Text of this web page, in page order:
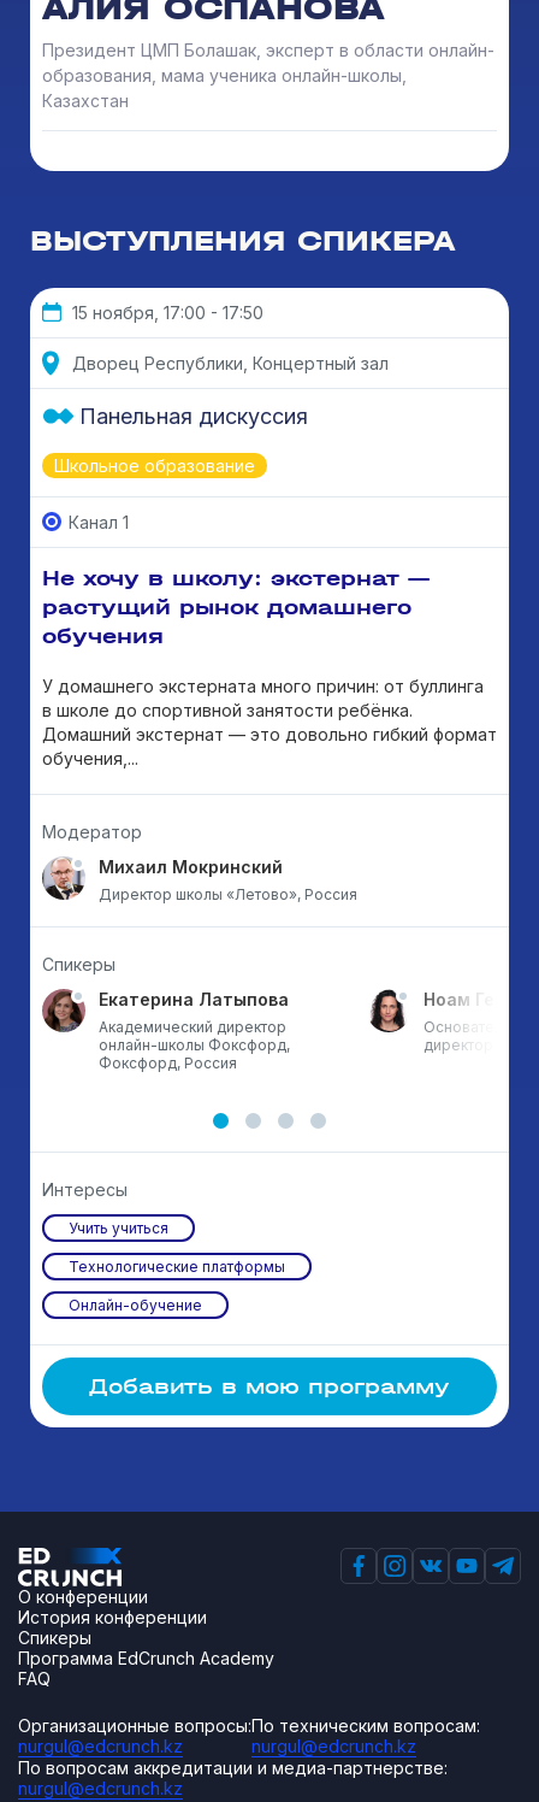
Президент ЦМП Болашак, эксперт в области онлайн-
образования, мама ученика онлайн-школы,
Казахстан
ВЫСТУПЛЕНИЯ СПИКЕРА
15 ноября, 17:00 - 17:50
Дворец Республики, Концертный зал
Школьное образование
Панельная дискуссия
Канал 1
Не хочу в школу: экстернат —
растущий рынок домашнего
обучения
У домашнего экстерната много причин: от буллинга
в школе до спортивной занятости ребёнка.
Домашний экстернат — это довольно гибкий формат
обучения,...
Модератор
Михаил Мокринский
Директор школы «Летово», Россия
Спикеры
Екатерина Латыпова
Академический директор
онлайн-школы Фоксфорд,
Фоксфорд, Россия
Ноам
Основатель и
директор Bina
Интересы
Учить учиться
Технологические платформы
Онлайн-обучение
Добавить в мою программу
О конференции
История конференции
Спикеры
Программа EdCrunch Academy
FAQ
Организационные вопросы:
nurgul@edcrunch.kz
По техническим вопросам:
nurgul@edcrunch.kz
По вопросам аккредитации и медиа-партнерстве:
nurgul@edcrunch.kz